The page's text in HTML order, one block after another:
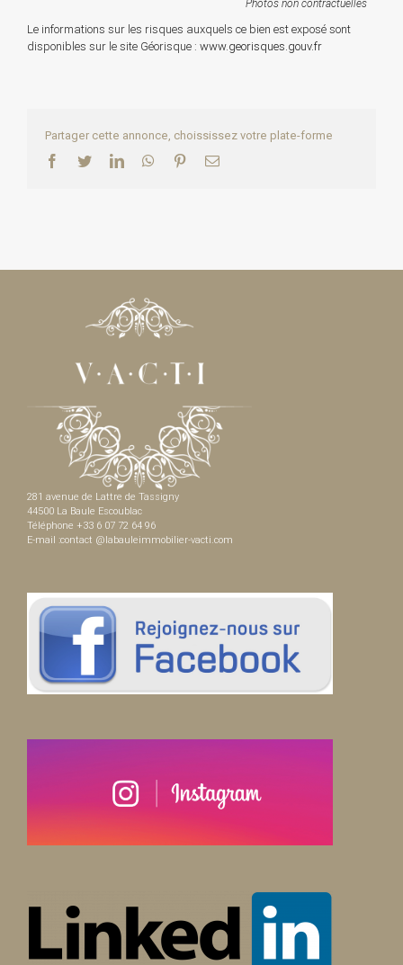
Photos non contractuelles
Le informations sur les risques auxquels ce bien est exposé sont
disponibles sur le site Géorisque : www.georisques.gouv.fr
Partager cette annonce, choississez votre plate-forme
Facebook
TwitterLinkedInWhatsApp
PinterestEmail
281 avenue de Lattre de Tassigny
44500 La Baule Escoublac
Téléphone +33 6 07 72 64 96
E-mail :contact @labauleimmobilier-vacti.com